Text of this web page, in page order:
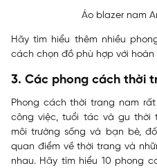
Áo blazer nam
Hãy tìm hiểu thêm nhiều
cách chọn đồ phù hợp với hoàn
3. Các phong cách thời
Phong cách thời trang nam
công việc, tuổi tác và gu thời
môi trường sống và bạn bè,
quan điểm về thời trang và
nhau. Hãy tìm hiểu 10 phong